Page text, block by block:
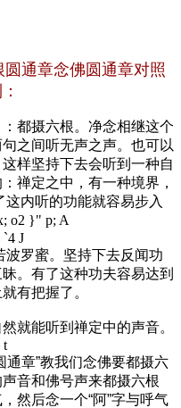
通章念佛圆通章对照
都摄六根。净念相继这个
之间听无声之声。也可以
样坚持下去会听到一种自
禅定之中，有一种境界，
内听的功能就容易步入
o2 }" p; A
J
罗蜜。坚持下去反闻功
。有了这种功夫容易达到
有把握了。
能听到禅定中的声音。
t
章”教我们念佛要都摄六
音和佛号声来都摄六根
然后念一个“阿”字与呼气